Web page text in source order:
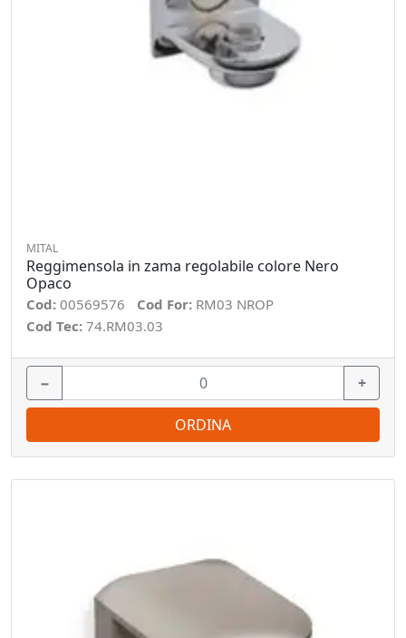
MITAL
Reggimensola in zama regolabile colore Nero
Opaco
Cod: 00569576 Cod For: RM03 NROP
Cod Tec: 74.RM03.03
− +
ORDINA